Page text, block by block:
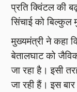
प्रति क्विंटल की
सिंचाई को बिल्कुल
मुख्यमंत्री ने कहा
बेतालघाट को
जा रहा है। इसी
जा रही हैं। इस